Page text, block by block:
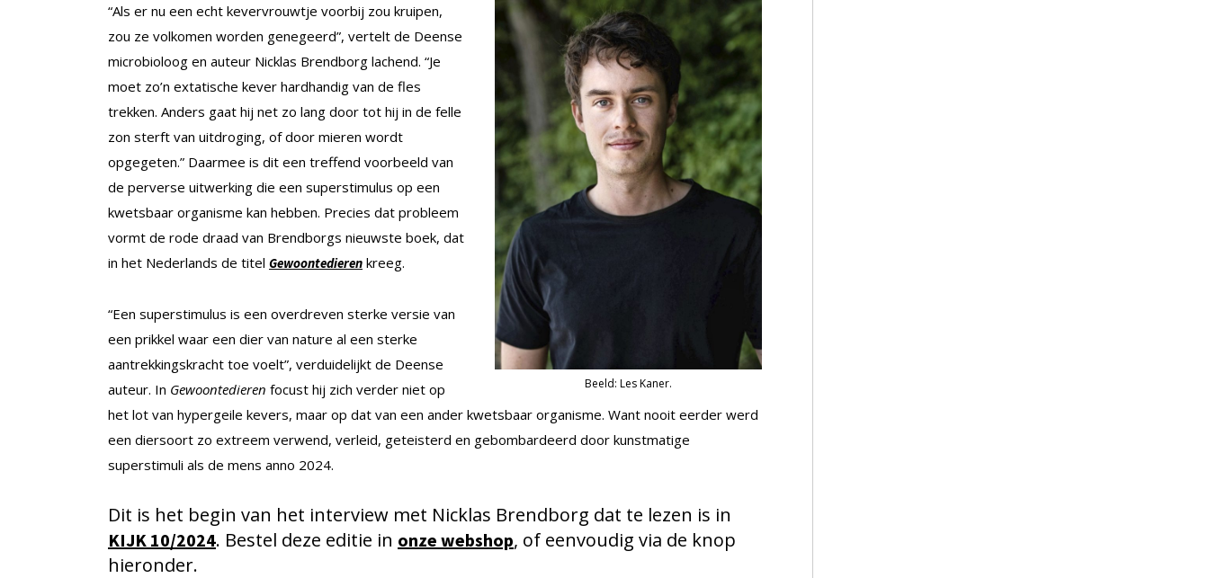
Beeld: Les Kaner.
“Als er nu een echt kevervrouwtje voorbij zou kruipen,
zou ze volkomen worden genegeerd”, vertelt de Deense
microbioloog en auteur Nicklas Brendborg lachend. “Je
moet zo’n extatische kever hardhandig van de fles
trekken. Anders gaat hij net zo lang door tot hij in de felle
zon sterft van uitdroging, of door mieren wordt
opgegeten.” Daarmee is dit een treffend voorbeeld van
de perverse uitwerking die een superstimulus op een
kwetsbaar organisme kan hebben. Precies dat probleem
vormt de rode draad van Brendborgs nieuwste boek, dat
in het Nederlands de titel Gewoontedieren kreeg.
“Een superstimulus is een overdreven sterke versie van
een prikkel waar een dier van nature al een sterke
aantrekkingskracht toe voelt”, verduidelijkt de Deense
auteur. In Gewoontedieren focust hij zich verder niet op
het lot van hypergeile kevers, maar op dat van een ander kwetsbaar organisme. Want nooit eerder werd
een diersoort zo extreem verwend, verleid, geteisterd en gebombardeerd door kunstmatige
superstimuli als de mens anno 2024.
Dit is het begin van het interview met Nicklas Brendborg dat te lezen is in
KIJK 10/2024. Bestel deze editie in onze webshop, of eenvoudig via de knop
hieronder.